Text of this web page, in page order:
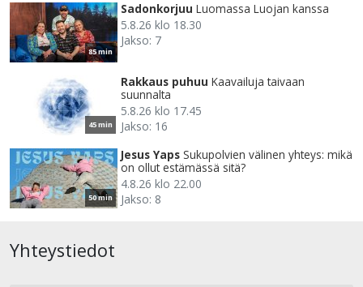
85 min
Sadonkorjuu Luomassa Luojan kanssa
5.8.26 klo 18.30
Jakso: 7
45 min
Rakkaus puhuu Kaavailuja taivaan
suunnalta
5.8.26 klo 17.45
Jakso: 16
50 min
Jesus Yaps Sukupolvien välinen yhteys: mikä
on ollut estämässä sitä?
4.8.26 klo 22.00
Jakso: 8
Yhteystiedot